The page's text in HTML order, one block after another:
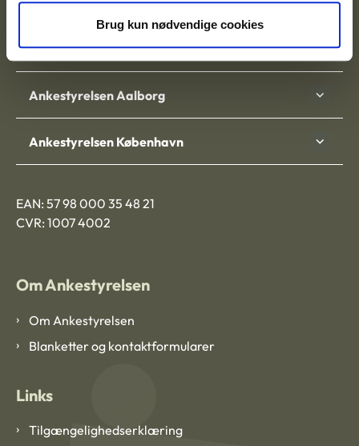
Brug kun nødvendige cookies
9000 Aalborg
Ankestyrelsen Aalborg
Ankestyrelsen København
EAN: 57 98 000 35 48 21
CVR: 1007 4002
Om Ankestyrelsen
Om Ankestyrelsen
Blanketter og kontaktformularer
Links
Tilgængelighedserklæring